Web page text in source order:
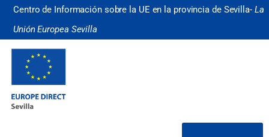
Centro de Información sobre la UE en la provincia de Sevilla- La
Unión Europea Sevilla